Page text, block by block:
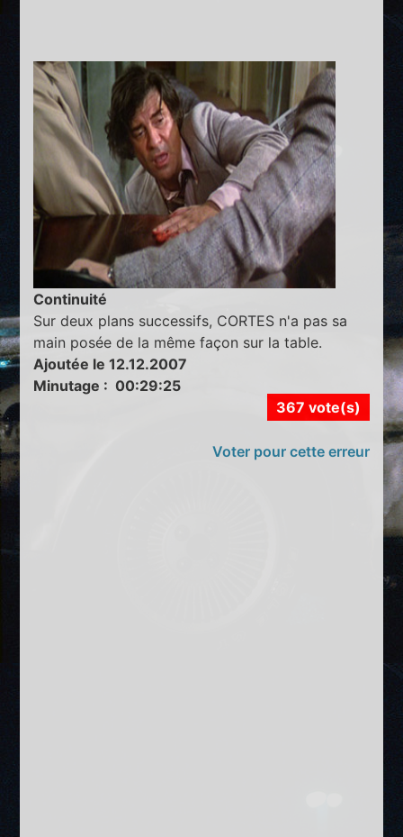
Continuité
Sur deux plans successifs, CORTES n'a pas sa
main posée de la même façon sur la table.
Ajoutée le 12.12.2007
Minutage : 00:29:25
367 vote(s)
Voter pour cette erreur